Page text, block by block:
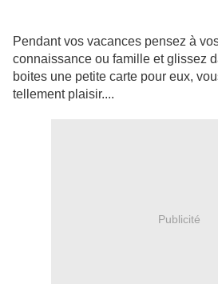
Pendant vos vacances pensez à
connaissance ou famille et glissez
boites une petite carte pour eux,
tellement plaisir....
Publicité